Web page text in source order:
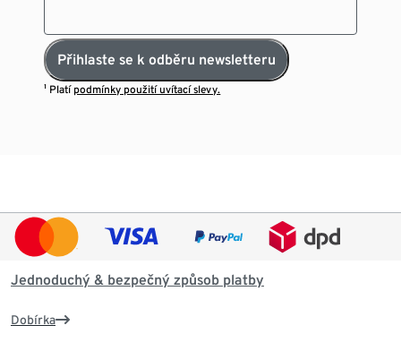
Přihlaste se k odběru newsletteru
¹ Platí podmínky použití uvítací slevy.
Jednoduchý & bezpečný způsob platby
Dobírka